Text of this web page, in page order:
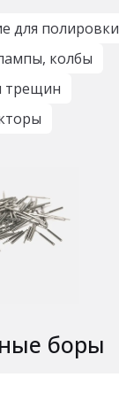
для полировки
колбы
трещин
боры